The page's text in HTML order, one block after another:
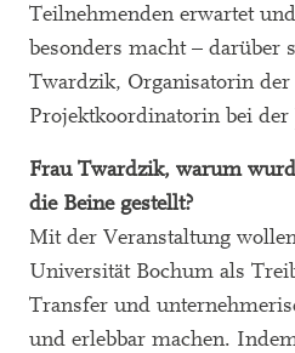
Teilnehmenden erwartet
besonders macht – darüber
Twardzik, Organisatorin
Projektkoordinatorin bei der
Frau Twardzik, warum
die Beine gestellt?
Mit der Veranstaltung
Universität Bochum als
Transfer und
und erlebbar machen.